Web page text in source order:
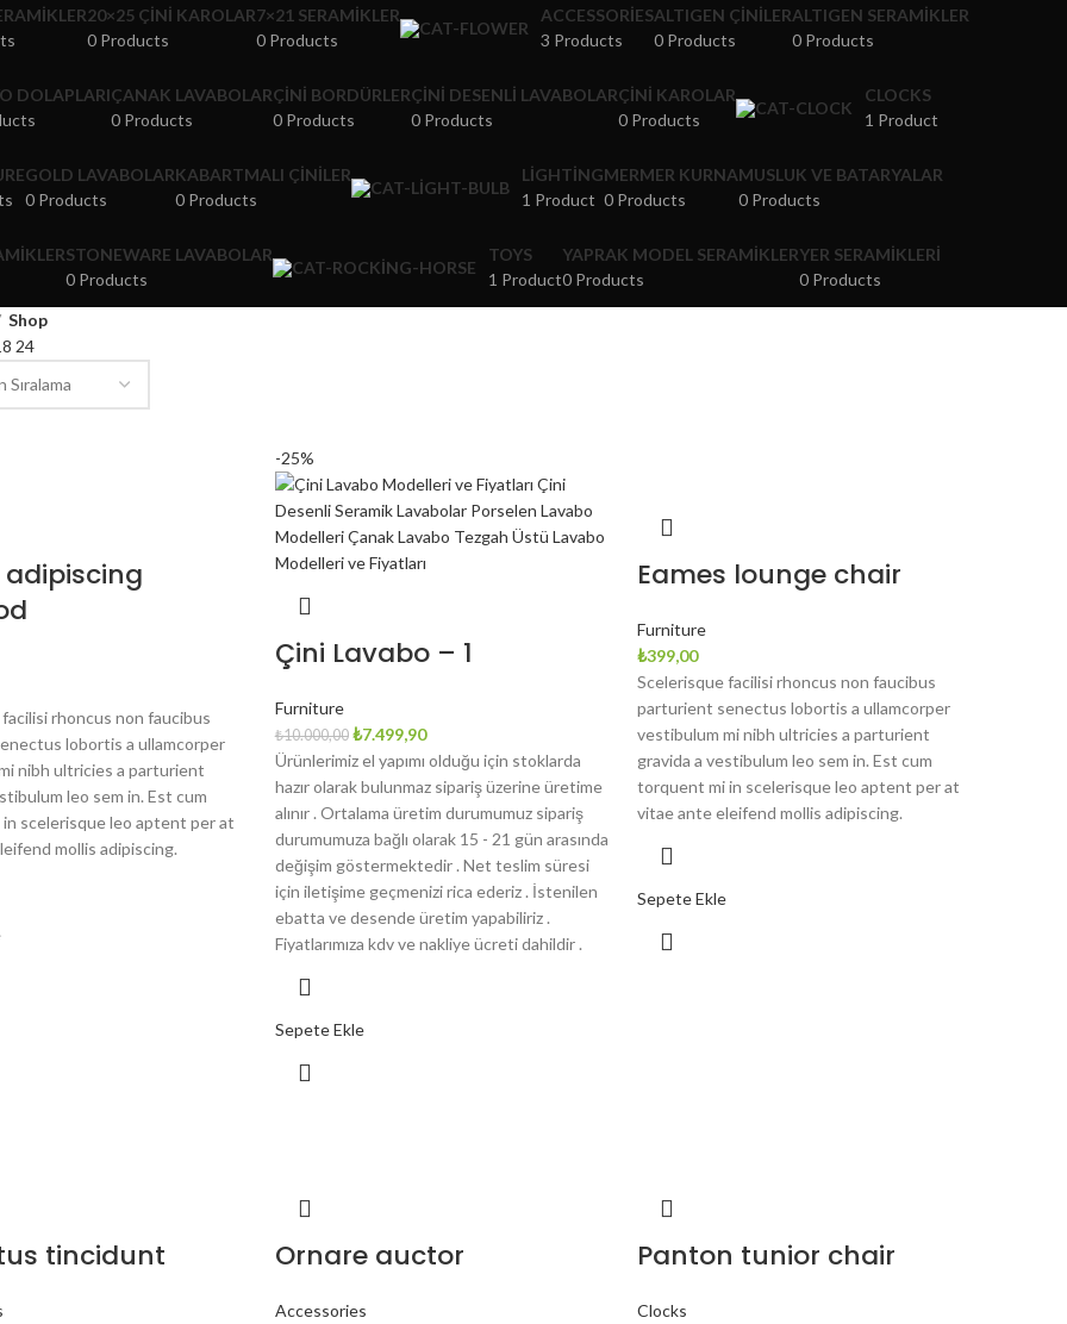
20×25 ÇINI KAROLAR
0 Products
7×21 SERAMIKLER
0 Products
ACCESSORIES
3 Products
ALTIGEN ÇINILER
0 Products
ALTIGEN SERAMIKLER
0 Products
DOLAPLARIÇANAK LAVABOLAR
0 Products
ÇINI BORDÜRLER
0 Products
ÇINI DESENLI LAVABOLAR
0 Products
ÇINI KAROLAR
0 Products
CLOCKS
1 Product
GOLD LAVABOLAR
0 Products
KABARTMALI ÇINILER
0 Products
LIGHTING
1 Product
MERMER KURNA
0 Products
MUSLUK VE BATARYALAR
0 Products
STONEWARE LAVABOLAR
0 Products
TOYS
1 Product
YAPRAK MODEL SERAMIKLER
0 Products
YER SERAMIKLERI
0 Products
Shop
24
rhoncus non faucibus
lobortis a ullamcorper
nibh ultricies a parturient
leo sem in. Est cum
scelerisque leo aptent per at
mollis adipiscing.
-25%
Çini Lavabo – 1
Furniture
₺10.000,00 Orijinal
fiyat:
₺10.000,00.
₺7.499,90Şu
andaki
fiyat:
₺7.499,90.
Ürünlerimiz el yapımı olduğu için stoklarda
hazır olarak bulunmaz sipariş üzerine üretime
alınır . Ortalama üretim durumumuz sipariş
durumumuza bağlı olarak 15 - 21 gün arasında
değişim göstermektedir . Net teslim süresi
için iletişime geçmenizi rica ederiz . İstenilen
ebatta ve desende üretim yapabiliriz .
Fiyatlarımıza kdv ve nakliye ücreti dahildir .
Sepete Ekle
Eames lounge chair
Furniture
₺399,00
Scelerisque facilisi rhoncus non faucibus
parturient senectus lobortis a ullamcorper
vestibulum mi nibh ultricies a parturient
gravida a vestibulum leo sem in. Est cum
torquent mi in scelerisque leo aptent per at
vitae ante eleifend mollis adipiscing.
Sepete Ekle
tincidunt Ornare auctor
Accessories
Panton tunior chair
Clocks